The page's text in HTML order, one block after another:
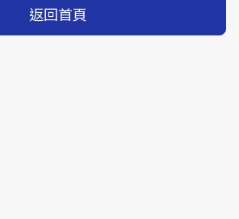
返回首頁